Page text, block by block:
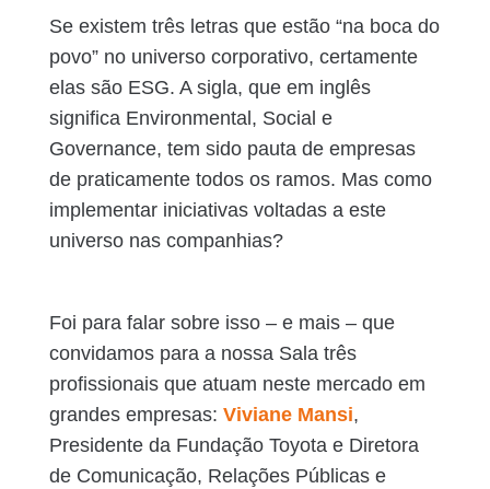
Se existem três letras que estão “na boca do
povo” no universo corporativo, certamente
elas são ESG. A sigla, que em inglês
significa Environmental, Social e
Governance, tem sido pauta de empresas
de praticamente todos os ramos. Mas como
implementar iniciativas voltadas a este
universo nas companhias?
Foi para falar sobre isso – e mais – que
convidamos para a nossa Sala três
profissionais que atuam neste mercado em
grandes empresas: Viviane Mansi,
Presidente da Fundação Toyota e Diretora
de Comunicação, Relações Públicas e